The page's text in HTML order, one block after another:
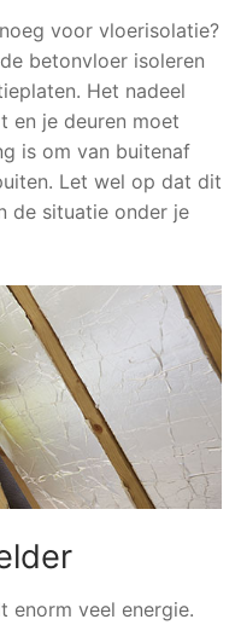
voor vloerisolatie?
betonvloer isoleren
Het nadeel
en je deuren moet
is om van buitenaf
Let wel op dat dit
de situatie onder je
enorm veel energie.